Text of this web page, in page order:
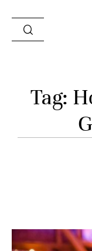
Video
Fotobox
Tag: